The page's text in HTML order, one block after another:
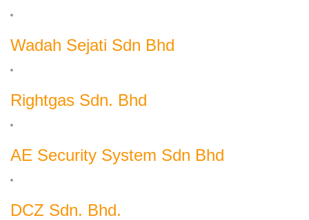
Wadah Sejati Sdn Bhd
Rightgas Sdn. Bhd
AE Security System Sdn Bhd
DCZ Sdn. Bhd.